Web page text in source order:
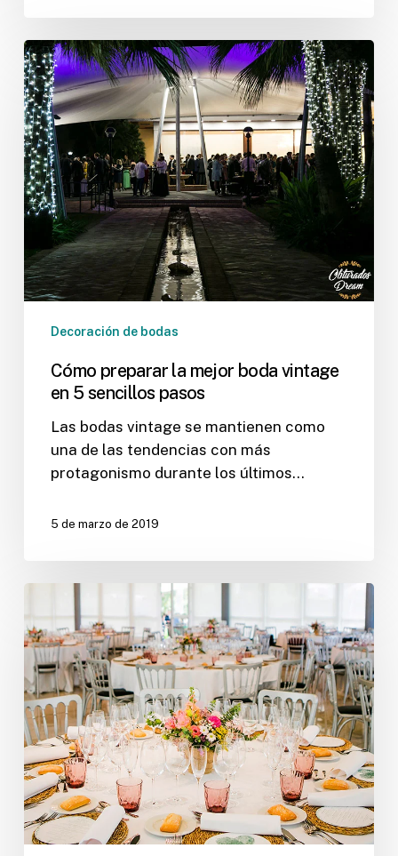
Cómo
preparar
la
mejor
boda
vintage
en
5
sencillos
pasos
Decoración de bodas
Cómo preparar la mejor boda vintage
en 5 sencillos pasos
Las bodas vintage se mantienen como
una de las tendencias con más
protagonismo durante los últimos…
5 de marzo de 2019
Centros
mesa
para
bodas
que
te
enamorarán